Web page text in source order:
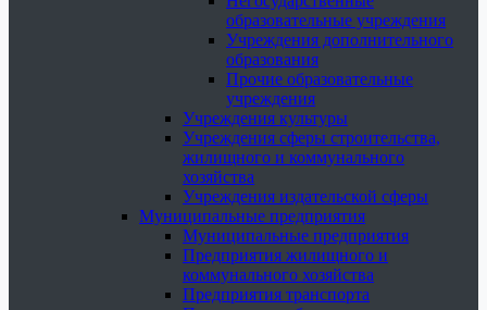
образовательные учреждения
Учреждения дополнительного
образования
Прочие образовательные
учреждения
Учреждения культуры
Учреждения сферы строительства,
жилищного и коммунального
хозяйства
Учреждения издательской сферы
Муниципальные предприятия
Муниципальные предприятия
Предприятия жилищного и
коммунального хозяйства
Предприятия транспорта